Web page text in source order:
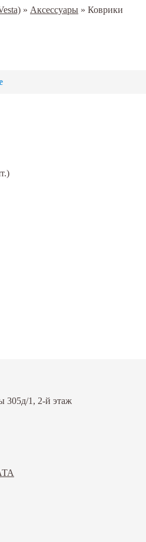
» Аксессуары » Коврики
305д/1, 2-й этаж